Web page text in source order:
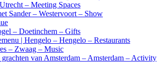
– Meeting Spaces
Sander – Westervoort – Show
– Doetinchem – Gifts
| Hengelo – Hengelo – Restaurants
– Zwaag – Music
van Amsterdam – Amsterdam – Activity